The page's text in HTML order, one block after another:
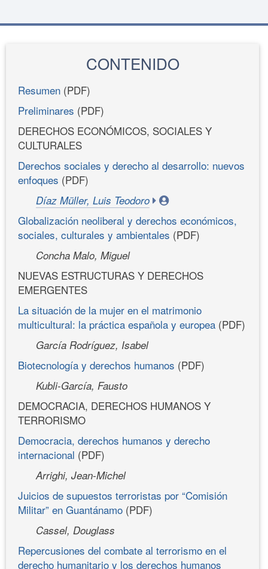
CONTENIDO
Resumen (PDF)
Preliminares (PDF)
DERECHOS ECONÓMICOS, SOCIALES Y
CULTURALES
Derechos sociales y derecho al desarrollo: nuevos
enfoques (PDF)
Díaz Müller, Luis Teodoro
Globalización neoliberal y derechos económicos,
sociales, culturales y ambientales (PDF)
Concha Malo, Miguel
NUEVAS ESTRUCTURAS Y DERECHOS
EMERGENTES
La situación de la mujer en el matrimonio
multicultural: la práctica española y europea (PDF)
García Rodríguez, Isabel
Biotecnología y derechos humanos (PDF)
Kubli-García, Fausto
DEMOCRACIA, DERECHOS HUMANOS Y
TERRORISMO
Democracia, derechos humanos y derecho
internacional (PDF)
Arrighi, Jean-Michel
Juicios de supuestos terroristas por “Comisión
Militar” en Guantánamo (PDF)
Cassel, Douglass
Repercusiones del combate al terrorismo en el
derecho humanitario y los derechos humanos